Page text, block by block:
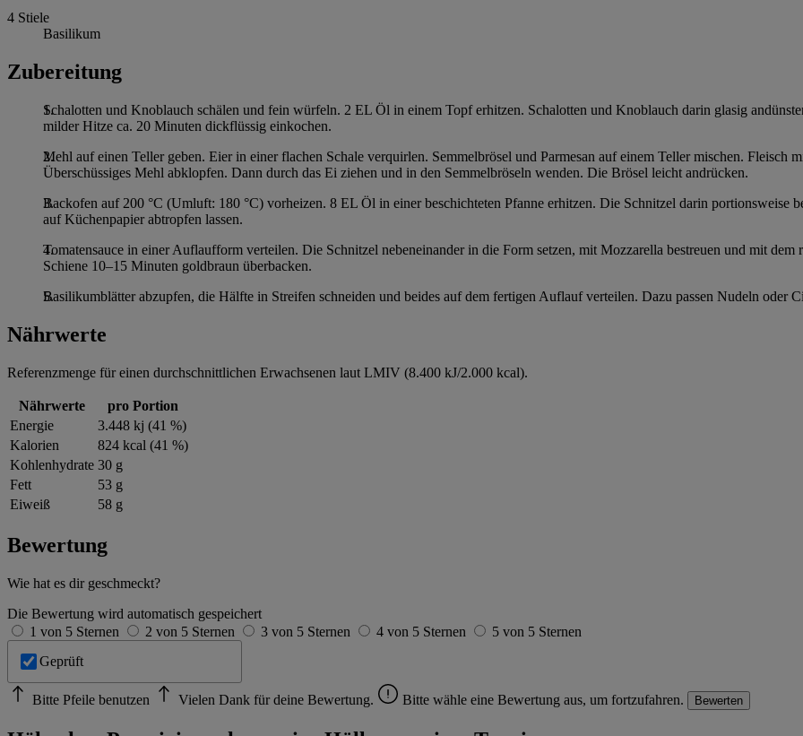
4 Stiele
Basilikum
Zubereitung
Schalotten und Knoblauch schälen und fein würfeln. 2 EL Öl in einem Topf erhitzen. Schalotten und Knoblauch darin glasig
milder Hitze ca. 20 Minuten dickflüssig einkochen.
Mehl auf einen Teller geben. Eier in einer flachen Schale verquirlen. Semmelbrösel und Parmesan auf einem Teller mischen. Fleisch
Überschüssiges Mehl abklopfen. Dann durch das Ei ziehen und in den Semmelbröseln wenden. Die Brösel leicht andrücken.
Backofen auf 200 °C (Umluft: 180 °C) vorheizen. 8 EL Öl in einer beschichteten Pfanne erhitzen. Die Schnitzel darin portionsweise
auf Küchenpapier abtropfen lassen.
Tomatensauce in einer Auflaufform verteilen. Die Schnitzel nebeneinander in die Form setzen, mit Mozzarella bestreuen und mit
Schiene 10–15 Minuten goldbraun überbacken.
Basilikumblätter abzupfen, die Hälfte in Streifen schneiden und beides auf dem fertigen Auflauf verteilen. Dazu passen Nudeln oder
Nährwerte
Referenzmenge für einen durchschnittlichen Erwachsenen laut LMIV (8.400 kJ/2.000 kcal).
Nährwerte
pro Portion
Energie
3.448 kj (41 %)
Kalorien
824 kcal (41 %)
Kohlenhydrate 30 g
Fett
53 g
Eiweiß
58 g
Bewertung
Wie hat es dir geschmeckt?
Die Bewertung wird automatisch gespeichert
1 von 5 Sternen
2 von 5 Sternen 3 von 5 Sternen 4 von 5 Sternen
5 von 5 Sternen
Geprüft
Bitte Pfeile benutzen Vielen Dank für deine Bewertung. Bitte wähle eine Bewertung aus, um fortzufahren. Bewerten